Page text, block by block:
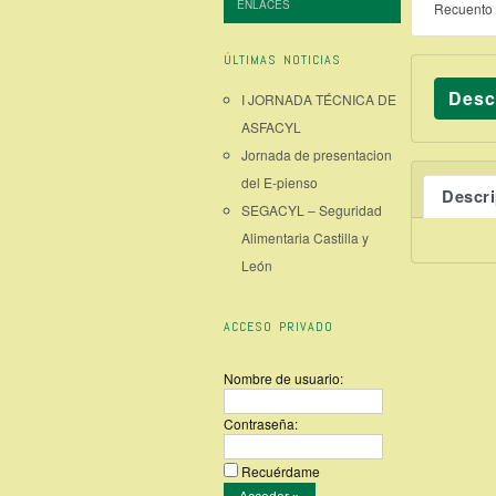
ENLACES
ÚLTIMAS NOTICIAS
I JORNADA TÉCNICA DE
ASFACYL
Jornada de presentacion
del E-pienso
SEGACYL – Seguridad
Alimentaria Castilla y
León
ACCESO PRIVADO
Nombre de usuario:
Contraseña:
Recuérdame